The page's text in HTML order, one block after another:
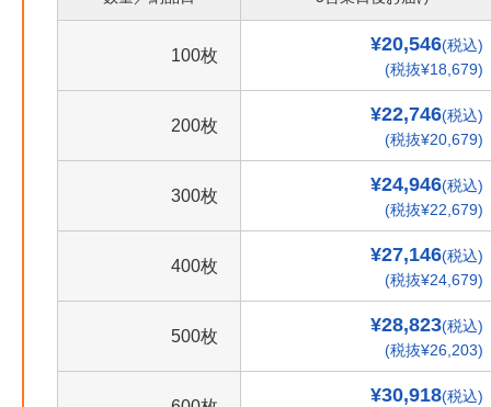
100枚
¥20,546(税込)
(税抜¥18,679)
200枚
¥22,746(税込)
(税抜¥20,679)
300枚
¥24,946(税込)
(税抜¥22,679)
400枚
¥27,146(税込)
(税抜¥24,679)
500枚
¥28,823(税込)
(税抜¥26,203)
¥30,918(税込)